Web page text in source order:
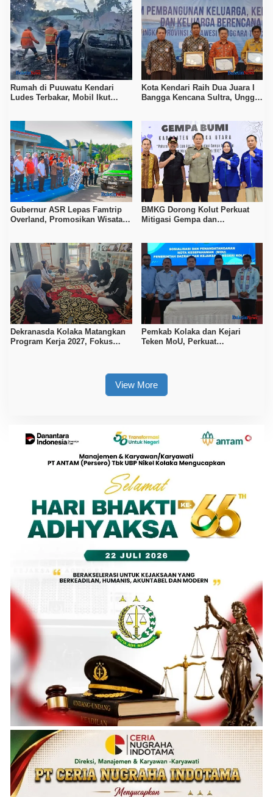
Rumah di Puuwatu Kendari
Ludes Terbakar, Mobil Ikut
Kota Kendari Raih Dua Juara I
Bangga Kencana Sultra, Unggul
Gubernur ASR Lepas Famtrip
Overland, Promosikan Wisata
BMKG Dorong Kolut Perkuat
Mitigasi Gempa dan
Dekranasda Kolaka Matangkan
Program Kerja 2027, Fokus
Pemkab Kolaka dan Kejari
Teken MoU, Perkuat
View More